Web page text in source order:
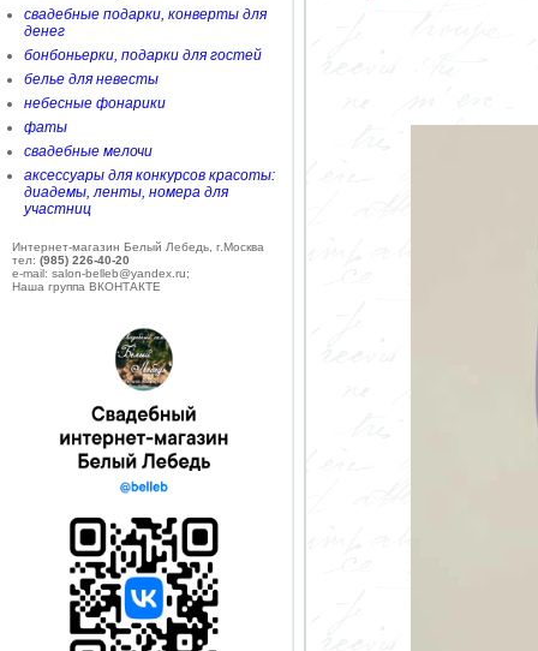
свадебные подарки, конверты для
денег
бонбоньерки, подарки для гостей
белье для невесты
небесные фонарики
фаты
свадебные мелочи
аксессуары для конкурсов красоты:
диадемы, ленты, номера для
участниц
Интернет-магазин Белый Лебедь, г.Москва
тел: (985) 226-40-20
e-mail: salon-belleb@yandex.ru;
Наша группа ВКОНТАКТЕ